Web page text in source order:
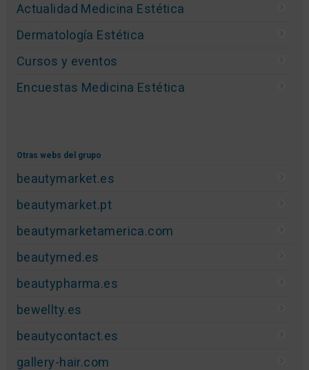
Actualidad Medicina Estética
Dermatología Estética
Cursos y eventos
Encuestas Medicina Estética
Otras webs del grupo
beautymarket.es
beautymarket.pt
beautymarketamerica.com
beautymed.es
beautypharma.es
bewellty.es
beautycontact.es
gallery-hair.com